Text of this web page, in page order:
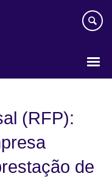
(RFP):
de